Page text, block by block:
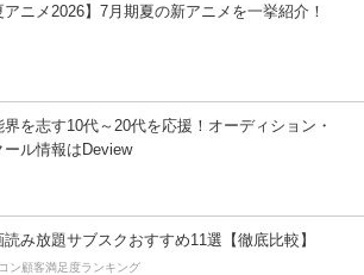
アニメ2026】7月期夏の新アニメを一挙紹介！
界を志す10代～20代を応援！オーディション・
ール情報はDeview
読み放題サブスクおすすめ11選【徹底比較】
ン顧客満足度ランキング